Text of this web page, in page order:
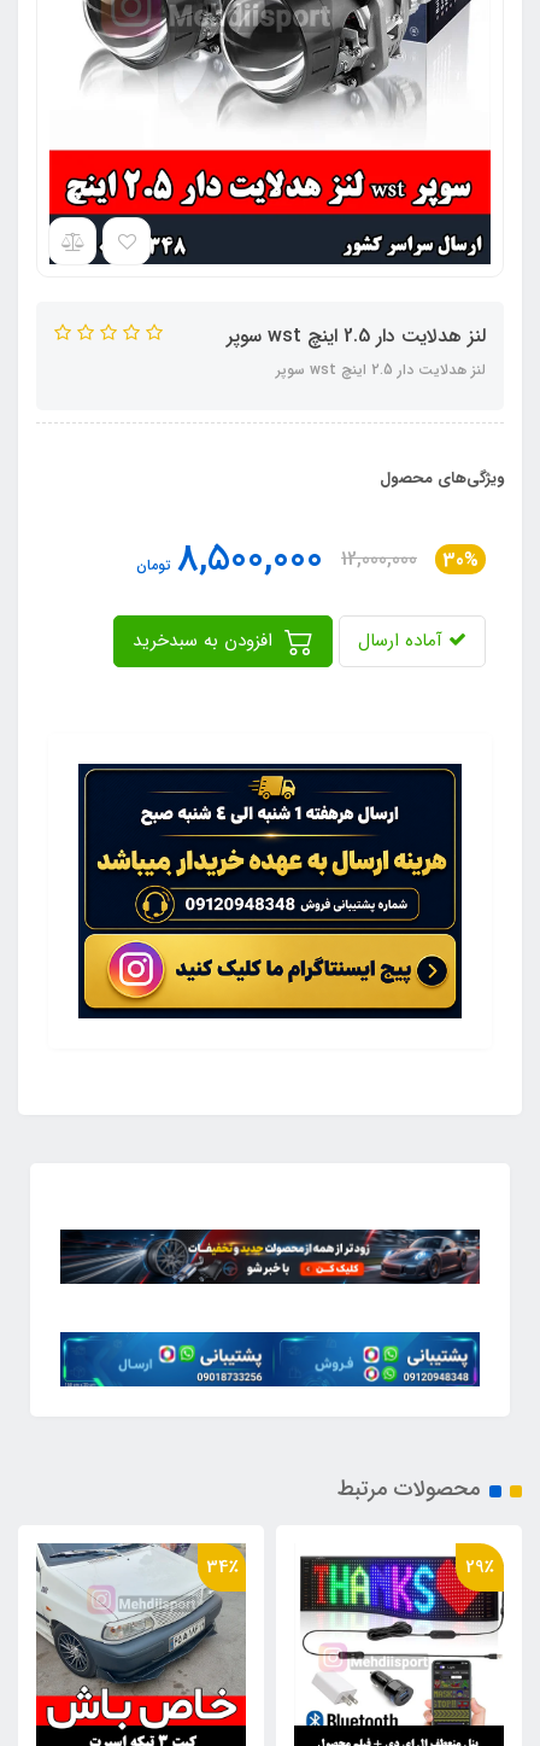
لنز هدلایت دار 2.5 اینچ wst سوپر
لنز هدلایت دار 2.5 اینچ wst سوپر
ویژگی‌های محصول
30%
12,000,000
8,500,000 تومان
آماده ارسال
محصولات مرتبط
29٪ 34٪